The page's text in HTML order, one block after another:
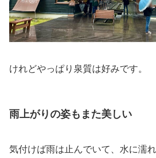
けれどやっぱり泉質は好みです。
雨上がりの姿もまた美しい
気付けば雨は止んでいて、水に濡